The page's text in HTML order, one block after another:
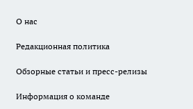
О нас
Редакционная политика
Обзорные статьи и пресс-релизы
Информация о команде